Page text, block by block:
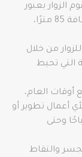
الزوار بعبور
الجسر الزجاجي الشفاف الذي يمتد لمسافة 85 مترًا،
من خلال
التي تحيط
أوقات العام،
أعمال تطوير أو
وحتى
والتقاط